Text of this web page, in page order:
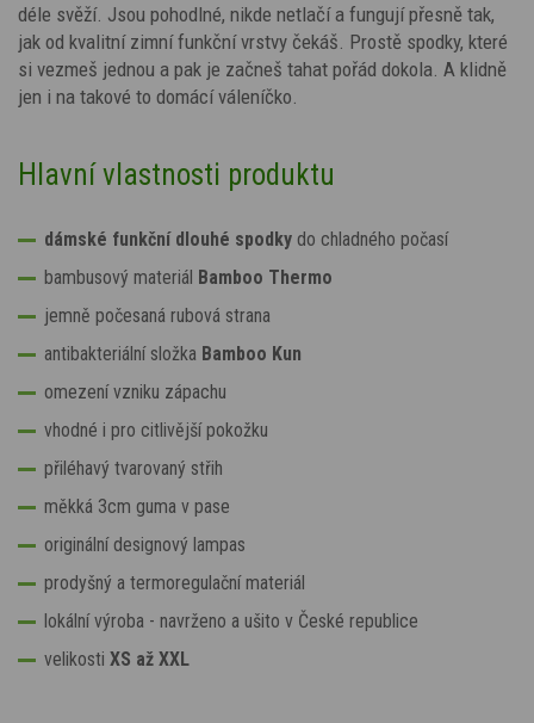
déle svěží. Jsou pohodlné, nikde netlačí a fungují přesně tak,
jak od kvalitní zimní funkční vrstvy čekáš. Prostě spodky, které
si vezmeš jednou a pak je začneš tahat pořád dokola. A klidně
jen i na takové to domácí váleníčko.
Hlavní vlastnosti produktu
dámské funkční dlouhé spodky do chladného počasí
bambusový materiál Bamboo Thermo
jemně počesaná rubová strana
antibakteriální složka Bamboo Kun
omezení vzniku zápachu
vhodné i pro citlivější pokožku
přiléhavý tvarovaný střih
měkká 3cm guma v pase
originální designový lampas
prodyšný a termoregulační materiál
lokální výroba - navrženo a ušito v České republice
velikosti XS až XXL